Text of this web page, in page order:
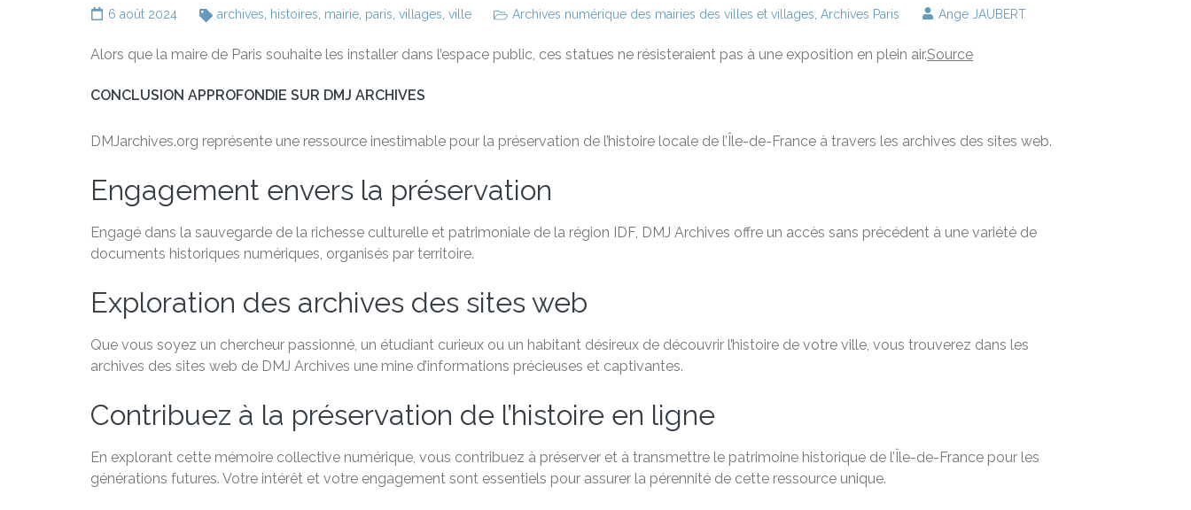
6 août 2024 archives histoires mairie paris villages ville Archives numérique des mairies des villes et villages Archives Paris Ange JAUBERT
Alors que la maire de Paris souhaite les installer dans l’espace public, ces statues ne résisteraient pas à une exposition en plein air.Source
CONCLUSION APPROFONDIE SUR DMJ ARCHIVES
DMJarchives.org représente une ressource inestimable pour la préservation de l’histoire locale de l’Île-de-France à travers les archives des sites web.
Engagement envers la préservation
Engagé dans la sauvegarde de la richesse culturelle et patrimoniale de la région IDF, DMJ Archives offre un accès sans précédent à une variété de
documents historiques numériques, organisés par territoire.
Exploration des archives des sites web
Que vous soyez un chercheur passionné, un étudiant curieux ou un habitant désireux de découvrir l’histoire de votre ville, vous trouverez dans les
archives des sites web de DMJ Archives une mine d’informations précieuses et captivantes.
Contribuez à la préservation de l’histoire en ligne
En explorant cette mémoire collective numérique, vous contribuez à préserver et à transmettre le patrimoine historique de l’Île-de-France pour les
générations futures. Votre intérêt et votre engagement sont essentiels pour assurer la pérennité de cette ressource unique.